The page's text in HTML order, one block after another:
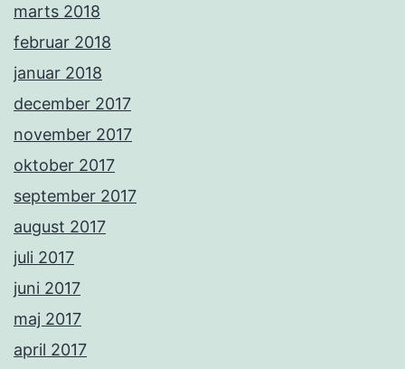
marts 2018
februar 2018
januar 2018
december 2017
november 2017
oktober 2017
september 2017
august 2017
juli 2017
juni 2017
maj 2017
april 2017